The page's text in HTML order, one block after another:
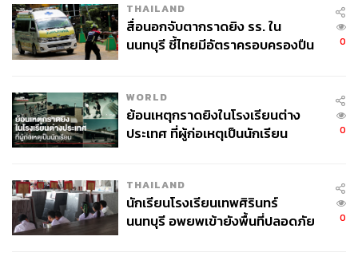
THAILAND
สื่อนอกจับตากราดยิง รร. ใน
นนทบุรี ชี้ไทยมีอัตราครอบครองปืน
0
WORLD
ย้อนเหตุกราดยิงในโรงเรียนต่าง
ประเทศ ที่ผู้ก่อเหตุเป็นนักเรียน
0
THAILAND
นักเรียนโรงเรียนเทพศิรินทร์
นนทบุรี อพยพเข้ายังพื้นที่ปลอดภัย
0